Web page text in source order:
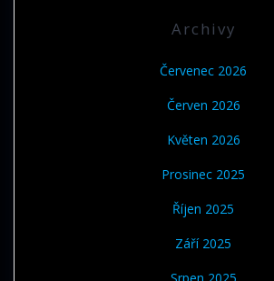
Archivy
Červenec 2026
Červen 2026
Květen 2026
Prosinec 2025
Říjen 2025
Září 2025